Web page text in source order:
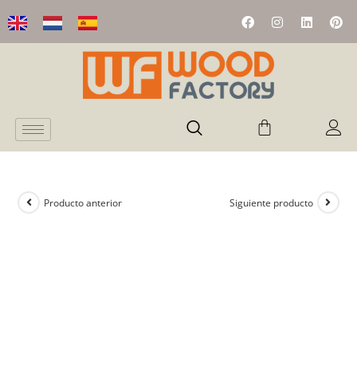
Producto anterior Siguiente producto